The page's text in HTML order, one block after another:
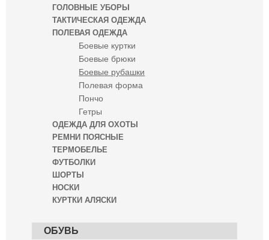
ГОЛОВНЫЕ УБОРЫ
ТАКТИЧЕСКАЯ ОДЕЖДА
ПОЛЕВАЯ ОДЕЖДА
Боевые куртки
Боевые брюки
Боевые рубашки
Полевая форма
Пончо
Гетры
ОДЕЖДА ДЛЯ ОХОТЫ
РЕМНИ ПОЯСНЫЕ
ТЕРМОБЕЛЬЕ
ФУТБОЛКИ
ШОРТЫ
НОСКИ
КУРТКИ АЛЯСКИ
ОБУВЬ